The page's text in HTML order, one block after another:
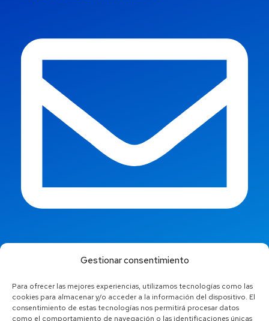
Gestionar consentimiento
Para ofrecer las mejores experiencias, utilizamos tecnologías como las
cookies para almacenar y/o acceder a la información del dispositivo. El
consentimiento de estas tecnologías nos permitirá procesar datos
como el comportamiento de navegación o las identificaciones únicas